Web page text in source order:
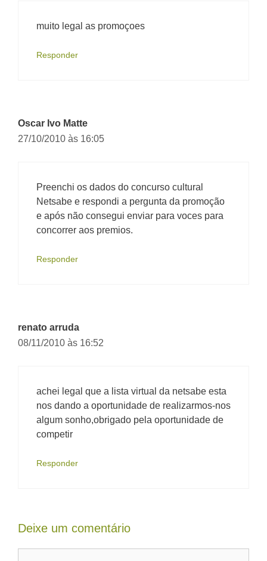
muito legal as promoçoes
Responder
Oscar Ivo Matte
27/10/2010 às 16:05
Preenchi os dados do concurso cultural
Netsabe e respondi a pergunta da promoção
e após não consegui enviar para voces para
concorrer aos premios.
Responder
renato arruda
08/11/2010 às 16:52
achei legal que a lista virtual da netsabe esta
nos dando a oportunidade de realizarmos-nos
algum sonho,obrigado pela oportunidade de
competir
Responder
Deixe um comentário